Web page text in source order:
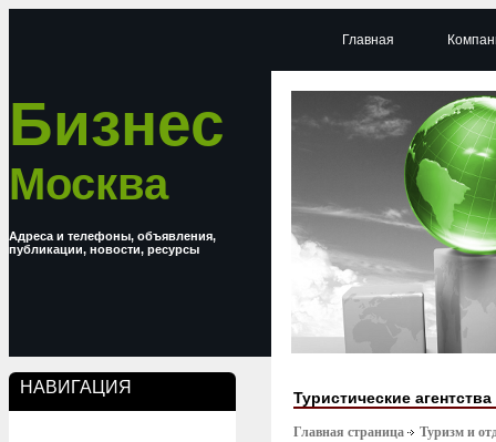
Бизнес
Москва
Адреса и телефоны, объявления,
публикации, новости, ресурсы
НАВИГАЦИЯ
Главная
Туристические агентства
Главная страница Туризм и